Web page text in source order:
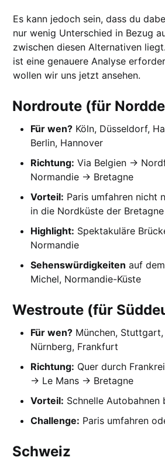
Es kann jedoch sein, dass du
nur wenig Unterschied in Bezug
zwischen diesen Alternativen
ist eine genauere Analyse
wollen wir uns jetzt ansehen.
Nordroute (für
Für wen? Köln, Düsseldorf,
Berlin, Hannover
Richtung: Via Belgien →
Normandie → Bretagne
Vorteil: Paris umfahren nicht
in die Nordküste der
Highlight: Spektakuläre
Normandie
Sehenswürdigkeiten auf
Michel, Normandie-Küste
Westroute (für
Für wen? München,
Nürnberg, Frankfurt
Richtung: Quer durch
→ Le Mans → Bretagne
Vorteil: Schnelle Autobahnen
Challenge: Paris umfahren
Schweiz